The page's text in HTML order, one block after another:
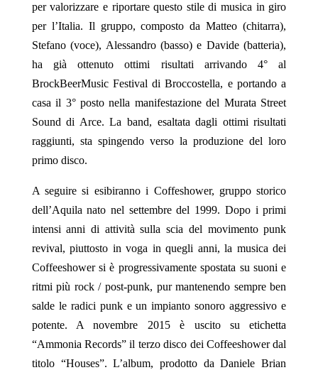
per valorizzare e riportare questo stile di musica in giro
per l’Italia. Il gruppo, composto da Matteo (chitarra),
Stefano (voce), Alessandro (basso) e Davide (batteria),
ha già ottenuto ottimi risultati arrivando 4° al
BrockBeerMusic Festival di Broccostella, e portando a
casa il 3° posto nella manifestazione del Murata Street
Sound di Arce. La band, esaltata dagli ottimi risultati
raggiunti, sta spingendo verso la produzione del loro
primo disco.
A seguire si esibiranno i Coffeshower, gruppo storico
dell’Aquila nato nel settembre del 1999. Dopo i primi
intensi anni di attività sulla scia del movimento punk
revival, piuttosto in voga in quegli anni, la musica dei
Coffeeshower si è progressivamente spostata su suoni e
ritmi più rock / post-punk, pur mantenendo sempre ben
salde le radici punk e un impianto sonoro aggressivo e
potente. A novembre 2015 è uscito su etichetta
“Ammonia Records” il terzo disco dei Coffeeshower dal
titolo “Houses”. L’album, prodotto da Daniele Brian